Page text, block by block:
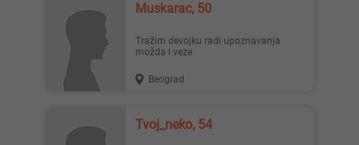
Muskarac, 50
Tražim devojku radi upoznavanja
možda i veze
Beograd
Tvoj_neko, 54